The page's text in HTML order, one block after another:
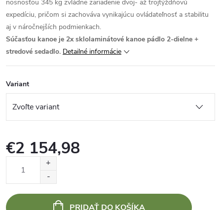
nosnosťou 345 kg zvládne zariadenie dvoj- až trojtýždňovú
expedíciu, pričom si zachováva vynikajúcu ovládateľnosť a stabilitu
aj v náročnejších podmienkach.
Súčasťou kanoe je 2x sklolaminátové kanoe pádlo 2-dielne +
stredové sedadlo. Detailné informácie
Variant
€2 154,98
PRIDAŤ DO KOŠÍKA